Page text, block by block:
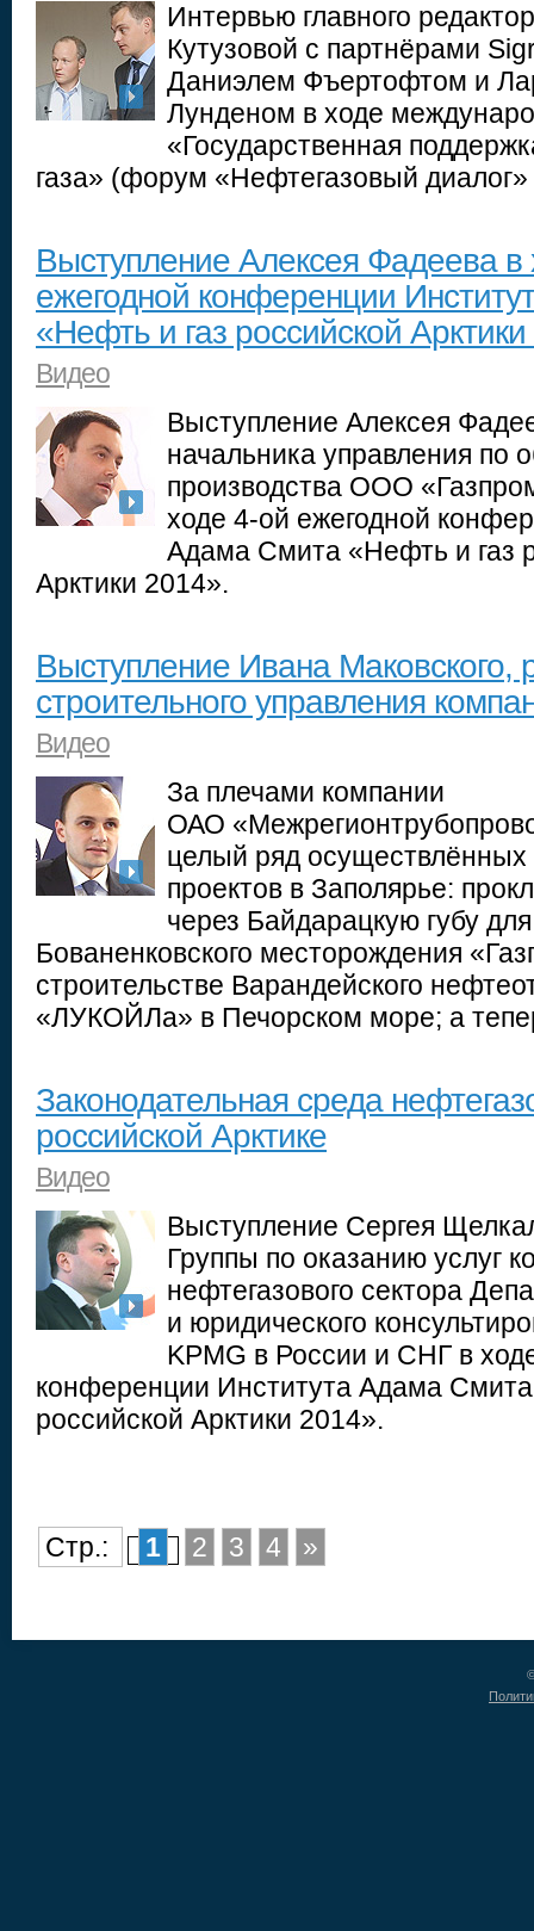
Интервью главного
Кутузовой с партнёрами
Даниэлем Фъертофтом и
Лунденом в ходе
«Государственная
газа» (форум «Нефтегазовый
Выступление Алексея Фадеева в
ежегодной конференции
«Нефть и газ российской
Видео
Выступление Алексея
начальника управления по
производства ООО
ходе 4-ой ежегодной
Адама Смита «Нефть и газ
Арктики 2014».
Выступление Ивана Маковского,
строительного управления
Видео
За плечами компании
ОАО
целый ряд
проектов в Заполярье:
через Байдарацкую губу
Бованенковского месторождения
строительстве Варандейского
«ЛУКОЙЛа» в Печорском море; а
Законодательная среда
российской Арктике
Видео
Выступление Сергея
Группы по оказанию услуг
нефтегазового сектора
и юридического
KPMG в России и СНГ в
конференции Института Адама
российской Арктики 2014».
Стр.: 1 2 3 4 »